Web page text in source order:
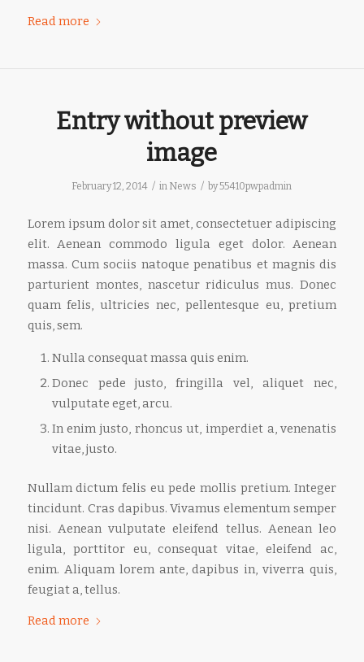
Read more
Entry without preview
image
February 12, 2014 / in News / by55410pwpadmin
Lorem ipsum dolor sit amet, consectetuer adipiscing
elit. Aenean commodo ligula eget dolor. Aenean
massa. Cum sociis natoque penatibus et magnis dis
parturient montes, nascetur ridiculus mus. Donec
quam felis, ultricies nec, pellentesque eu, pretium
quis, sem.
Nulla consequat massa quis enim.
Donec pede justo, fringilla vel, aliquet nec,
vulputate eget, arcu.
In enim justo, rhoncus ut, imperdiet a, venenatis
vitae, justo.
Nullam dictum felis eu pede mollis pretium. Integer
tincidunt. Cras dapibus. Vivamus elementum semper
nisi. Aenean vulputate eleifend tellus. Aenean leo
ligula, porttitor eu, consequat vitae, eleifend ac,
enim. Aliquam lorem ante, dapibus in, viverra quis,
feugiat a, tellus.
Read more